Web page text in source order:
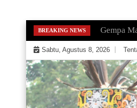
Skip
to
content
BREAKING NEWS Gempa
Sabtu, Agustus 8, 2026